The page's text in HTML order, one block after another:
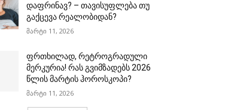
დაფრინავ? – თავისუფლება თუ
გაქცევა რეალობიდან?
მარტი 11, 2026
ფრთხილად, რეტროგრადული
მერკურია! რას გვიმზადებს 2026
წლის მარტის ჰოროსკოპი?
მარტი 11, 2026